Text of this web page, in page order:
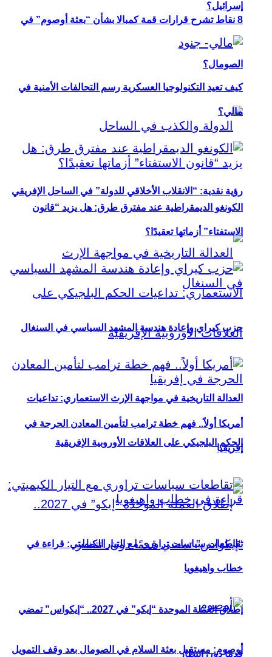
8 نقاط تشرح قرارات قمة كمبالا بشأن “بعثة أوصوم” في
الصومال؟
رؤية نقدية: “الانقلاب الأخلاقي للدولة” في الساحل الإفريقي
العدالة التاريخية في مواجهة الإرث الاستعماري: تداعيات
الحكم البلجيكي على العلاقات الأوروبية الإفريقية
إطلاق العملة الموحدة “إيكو” في 2027.. “إيكواس” تمضي
قدمًا دون انتظار
إسرائيل؟
كيف تعيد التكنولوجيا العسكرية رسم التحالفات الأمنية في
مالي؟
الكونغو الديمقراطية عند مفترق طرق: هل يزيد “قانون
الاستفتاء” أزماتها تعقيدًا؟
حزب كيراي وإعادة هندسة المشهد السياسي في السنغال
أمريكا أولاً.. فهم خطة ترامب لتأمين المعادن الحرجة في
إفريقيا
تقاطعات سياسات تراوري مع التيار الكيميتي: قراءة في
خطاب واهيغويا
أوصوم: مستقبل بعثة السلام في الصومال بعد وقف التمويل